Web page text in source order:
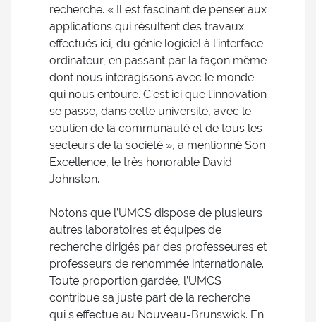
recherche. « Il est fascinant de penser aux
applications qui résultent des travaux
effectués ici, du génie logiciel à l’interface
ordinateur, en passant par la façon même
dont nous interagissons avec le monde
qui nous entoure. C’est ici que l’innovation
se passe, dans cette université, avec le
soutien de la communauté et de tous les
secteurs de la société », a mentionné Son
Excellence, le très honorable David
Johnston.
Notons que l’UMCS dispose de plusieurs
autres laboratoires et équipes de
recherche dirigés par des professeures et
professeurs de renommée internationale.
Toute proportion gardée, l’UMCS
contribue sa juste part de la recherche
qui s’effectue au Nouveau-Brunswick. En